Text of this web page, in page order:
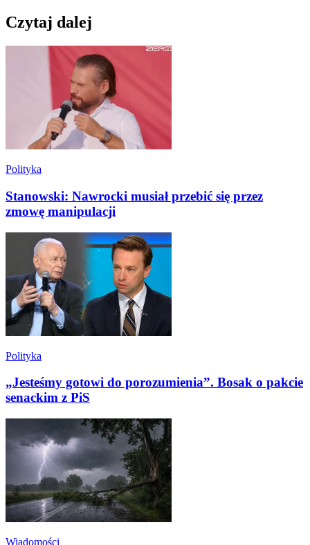
Czytaj dalej
Polityka
Stanowski: Nawrocki musiał przebić się przez
zmowę manipulacji
Polityka
„Jesteśmy gotowi do porozumienia”. Bosak o pakcie
senackim z PiS
Wiadomości